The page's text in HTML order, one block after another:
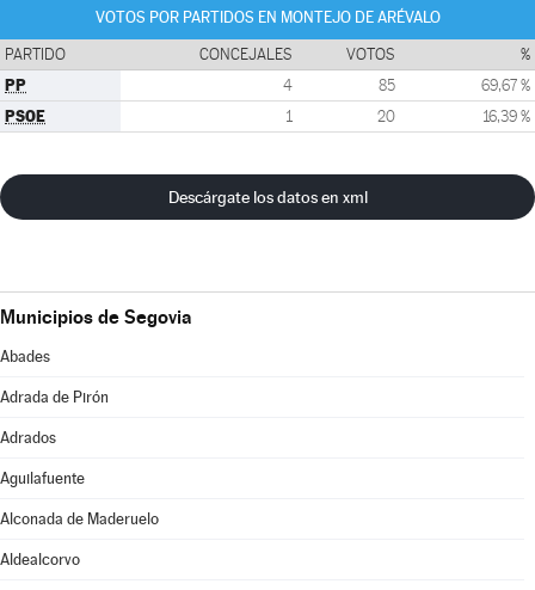
VOTOS POR PARTIDOS EN MONTEJO DE ARÉVALO
PARTIDO CONCEJALES VOTOS %
PP 4 85 69,67 %
PSOE 1 20 16,39 %
Descárgate los datos en xml
Municipios de Segovia
Abades
Adrada de Pirón
Adrados
Aguilafuente
Alconada de Maderuelo
Aldealcorvo